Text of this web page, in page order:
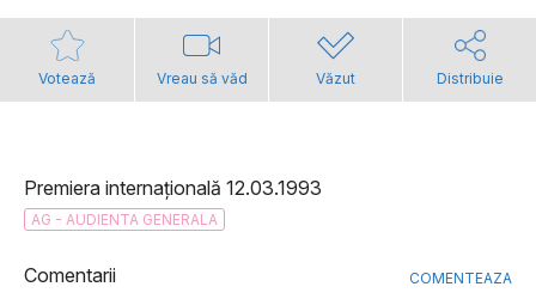
Votează Vreau să văd Văzut Distribuie
Premiera internațională 12.03.1993
AG - AUDIENTA GENERALA
Comentarii COMENTEAZA